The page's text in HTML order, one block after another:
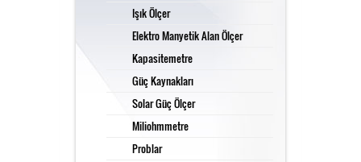
Ses Ölçer
Takometre
Işık Ölçer
Elektro Manyetik Alan Ölçer
Kapasitemetre
Güç Kaynakları
Solar Güç Ölçer
Miliohmmetre
Problar